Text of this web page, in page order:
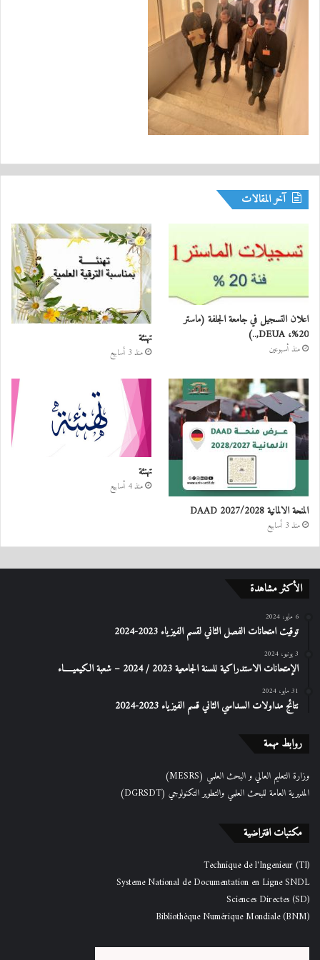
آخر المقالات
اعلان التسجيل في جامعة الجلفة (ماستر
20%، DEUA,..)
منذ أسبوعين
تهنئة
منذ 3 أسابيع
المنحة الالمانية DAAD 2027/2028
منذ 3 أسابيع
تهنئة
منذ 4 أسابيع
الأكثر مشاهدة
6 مايو، 2024
توقيت امتحانات الفصل الثاني لقسم الفيزياء 2023-2024
3 يونيو، 2024
الإمتحانات الاستدراكیة للسنة الجامعیة 2023 / 2024 – شعبة الكیمیـــــاء
31 مايو، 2024
نتائج مداولات السداسي الثاني قسم الفيزياء 2023-2024
روابط مهمة
وزارة التعليم العالي و البحث العلمي (MESRS)
المديرية العامة للبحث العلمي والتطوير التكنولوجي (DGRSDT)
مكتبات افتراضية
Technique de l'Ingenieur (TI)
Systeme National de Documentation en Ligne SNDL
Sciences Directes (SD)
Bibliothèque Numérique Mondiale (BNM)